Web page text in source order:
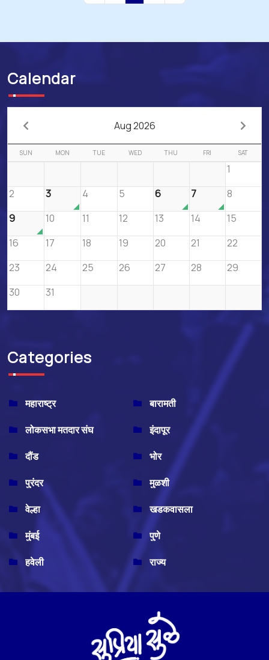
Calendar
Aug 2026
SUN MON TUE WED THU FRI SAT
1
2
3 4 5 6 7
8
9
10 11 12 13 14
15
16
17 18 19 20 21
22
23
24 25 26 27 28
29
30
31
Categories
महाराष्ट्र
बारामती
लोकसभा मतदार संघ
इंदापूर
दौंड
भोर
पुरंदर
मुळशी
वेल्हा
खडकवासला
मुंबई
पुणे
हवेली
राज्य